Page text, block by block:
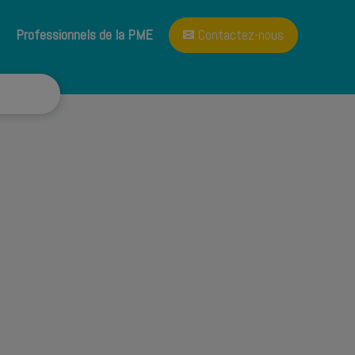
Professionnels de la PME Contactez-nous
A propos Blog